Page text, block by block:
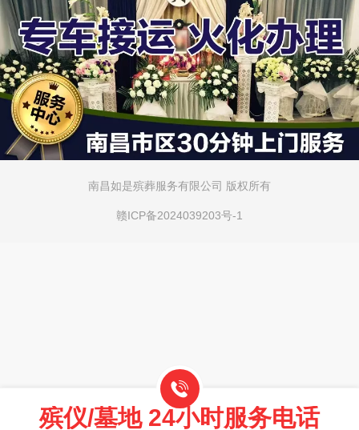
南昌如是殡葬服务有限公司 版权所有
赣ICP备2024039203号-1
殡仪/墓地 24小时服务电话